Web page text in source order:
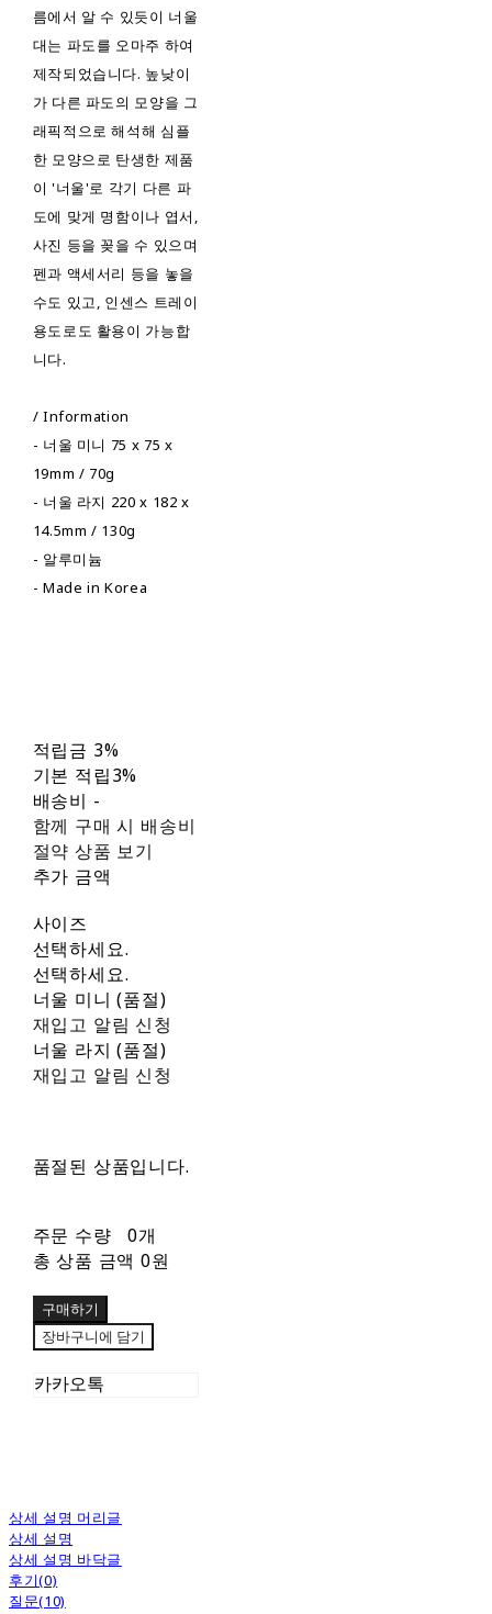
름에서 알 수 있듯이 너울
대는 파도를 오마주 하여
제작되었습니다. 높낮이
가 다른 파도의 모양을 그
래픽적으로 해석해 심플
한 모양으로 탄생한 제품
이 '너울'로 각기 다른 파
도에 맞게 명함이나 엽서,
사진 등을 꽂을 수 있으며
펜과 액세서리 등을 놓을
수도 있고, 인센스 트레이
용도로도 활용이 가능합
니다.
/ Information
- 너울 미니 75 x 75 x
19mm / 70g
- 너울 라지 220 x 182 x
14.5mm / 130g
- 알루미늄
- Made in Korea
적립금 3%
기본 적립3%
배송비 -
함께 구매 시 배송비
절약 상품 보기
추가 금액
사이즈
선택하세요.
선택하세요.
너울 미니 (품절)
재입고 알림 신청
너울 라지 (품절)
재입고 알림 신청
품절된 상품입니다.
주문 수량
0개
총 상품 금액 0원
구매하기
장바구니에 담기
카카오톡
상세 설명 머리글
상세 설명
상세 설명 바닥글
후기(0)
질문(10)